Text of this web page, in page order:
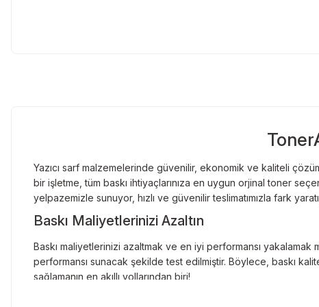
Yazıcı sarf malzemelerinde güvenilir, ekonomik ve kaliteli
bir işletme, tüm baskı ihtiyaçlarınıza en uygun orjinal toner
yelpazemizle sunuyor, hızlı ve güvenilir teslimatımızla fark
Baskı Maliyetlerinizi Azaltın
Baskı maliyetlerinizi azaltmak ve en iyi performansı yakalamak
performansı sunacak şekilde test edilmiştir. Böylece, baskı
sağlamanın en akıllı yollarından biri!